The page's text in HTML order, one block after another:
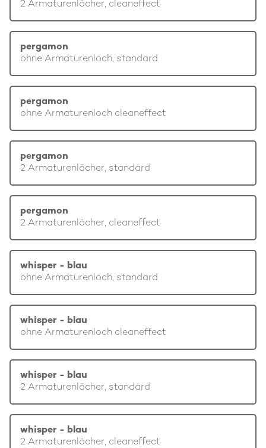
2 Armaturenlöcher, cleaneffect
pergamon
ohne Armaturenloch, standard
pergamon
ohne Armaturenloch cleaneffect
pergamon
2 Armaturenlöcher, standard
pergamon
2 Armaturenlöcher, cleaneffect
whisper - blau
ohne Armaturenloch, standard
whisper - blau
ohne Armaturenloch cleaneffect
whisper - blau
2 Armaturenlöcher, standard
whisper - blau
2 Armaturenlöcher, cleaneffect